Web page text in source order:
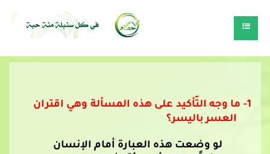
1-
ما وجه التّأكيد على هذه المسألة وهي اقتران
العسر باليسر؟
لو وضعت هذه العبارة أمام الإنسان